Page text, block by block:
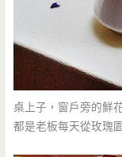
桌上子，窗戶旁的鮮
都是老板每天從玫瑰